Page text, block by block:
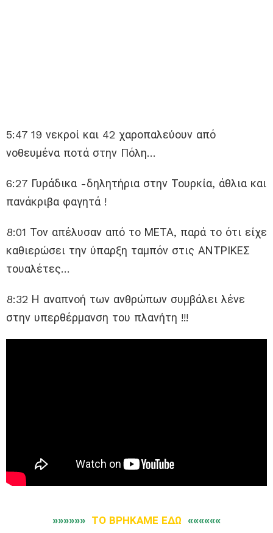
5:47 19 νεκροί και 42 χαροπαλεύουν από
νοθευμένα ποτά στην Πόλη…
6:27 Γυράδικα -δηλητήρια στην Τουρκία, άθλια και
πανάκριβα φαγητά !
8:01 Τον απέλυσαν από το ΜΕΤΑ, παρά το ότι είχε
καθιερώσει την ύπαρξη ταμπόν στις ΑΝΤΡΙΚΕΣ
τουαλέτες…
8:32 Η αναπνοή των ανθρώπων συμβάλει λένε
στην υπερθέρμανση του πλανήτη !!!
»»»»»» ΤΟ ΒΡΗΚΑΜΕ ΕΔΩ ««««««